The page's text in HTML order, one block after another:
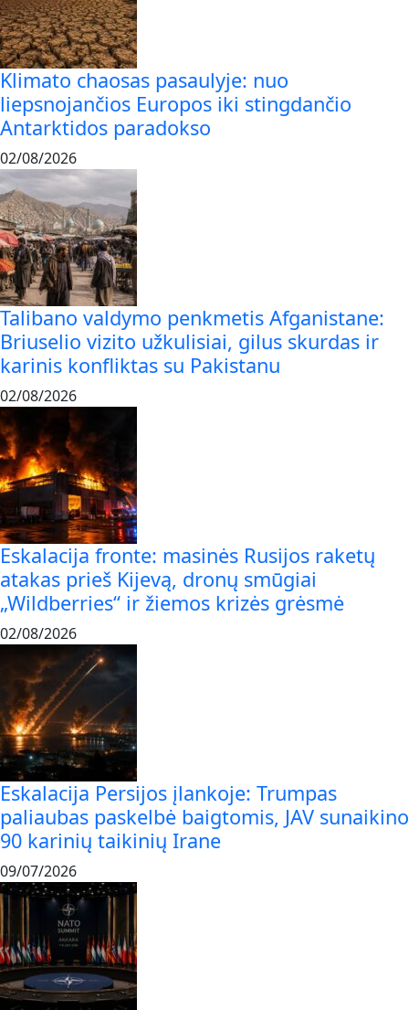
Klimato chaosas pasaulyje: nuo
liepsnojančios Europos iki stingdančio
Antarktidos paradokso
02/08/2026
Talibano valdymo penkmetis Afganistane:
Briuselio vizito užkulisiai, gilus skurdas ir
karinis konfliktas su Pakistanu
02/08/2026
Eskalacija fronte: masinės Rusijos raketų
atakas prieš Kijevą, dronų smūgiai
„Wildberries“ ir žiemos krizės grėsmė
02/08/2026
Eskalacija Persijos įlankoje: Trumpas
paliaubas paskelbė baigtomis, JAV sunaikino
90 karinių taikinių Irane
09/07/2026